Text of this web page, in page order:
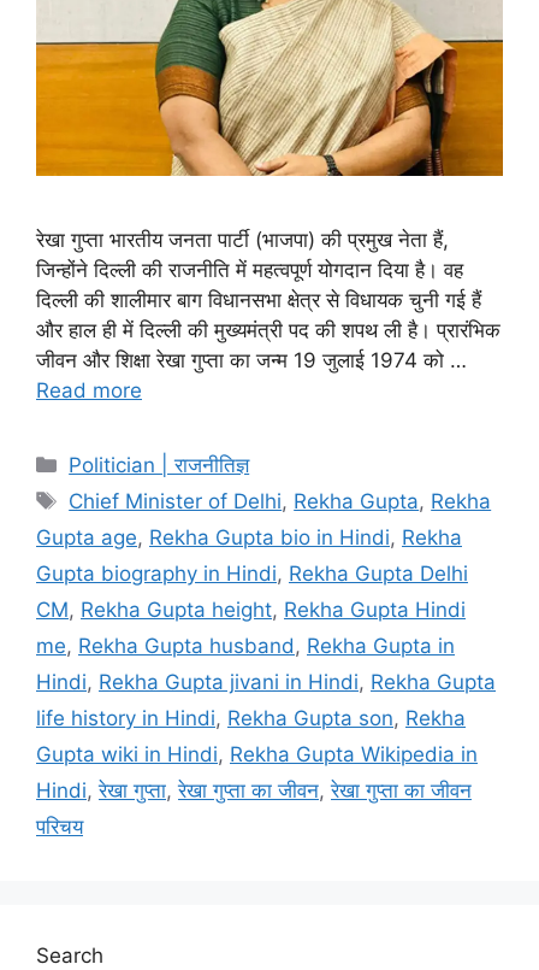
रेखा गुप्ता भारतीय जनता पार्टी (भाजपा) की प्रमुख नेता हैं,
जिन्होंने दिल्ली की राजनीति में महत्वपूर्ण योगदान दिया है। वह
दिल्ली की शालीमार बाग विधानसभा क्षेत्र से विधायक चुनी गई हैं
और हाल ही में दिल्ली की मुख्यमंत्री पद की शपथ ली है। प्रारंभिक
जीवन और शिक्षा रेखा गुप्ता का जन्म 19 जुलाई 1974 को …
Read more
Categories
Politician | राजनीतिज्ञ
Tags
Chief Minister of Delhi, Rekha Gupta, Rekha
Gupta age, Rekha Gupta bio in Hindi, Rekha
Gupta biography in Hindi, Rekha Gupta Delhi
CM, Rekha Gupta height, Rekha Gupta Hindi
me, Rekha Gupta husband, Rekha Gupta in
Hindi, Rekha Gupta jivani in Hindi, Rekha Gupta
life history in Hindi, Rekha Gupta son, Rekha
Gupta wiki in Hindi, Rekha Gupta Wikipedia in
Hindi,रेखा गुप्ता,रेखा गुप्ता का जीवन,रेखा गुप्ता का जीवन
परिचय
Search